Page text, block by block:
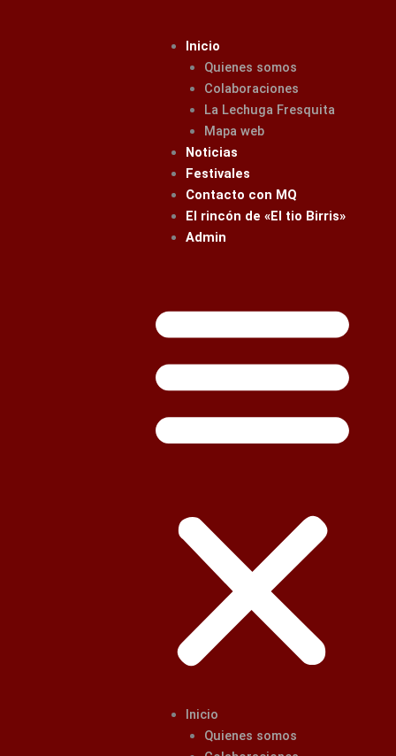
Inicio
Quienes somos
Colaboraciones
La Lechuga Fresquita
Mapa web
Noticias
Festivales
Contacto con MQ
El rincón de «El tio Birris»
Admin
Inicio
Quienes somos